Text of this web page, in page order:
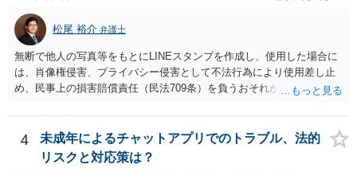
松尾 裕介 弁護士
無断で他人の写真等をもとにLINEスタンプを作成し、使用した場合に
は、肖像権侵害、プライバシー侵害として不法行為により使用差し止
め、民事上の損害賠償責任（民法709条）を負うおそれがあります。
辱罪などの刑事責任を追及されるおそれもあると考えられます。
4
未成年によるチャットアプリでのトラブル、法的
リスクと対応策は？